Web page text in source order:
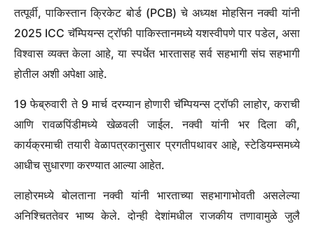
तत्पूर्वी, पाकिस्तान क्रिकेट बोर्ड (PCB) चे अध्यक्ष मोहसिन नक्वी यांनी
2025 ICC चॅम्पियन्स ट्रॉफी पाकिस्तानमध्ये यशस्वीपणे पार पडेल, असा
विश्वास व्यक्त केला आहे, या स्पर्धेत भारतासह सर्व सहभागी संघ सहभागी
होतील अशी अपेक्षा आहे.
19 फेब्रुवारी ते 9 मार्च दरम्यान होणारी चॅम्पियन्स ट्रॉफी लाहोर, कराची
आणि रावळपिंडीमध्ये खेळवली जाईल. नक्वी यांनी भर दिला की,
कार्यक्रमाची तयारी वेळापत्रकानुसार प्रगतीपथावर आहे, स्टेडियम्समध्ये
आधीच सुधारणा करण्यात आल्या आहेत.
लाहोरमध्ये बोलताना नक्वी यांनी भारताच्या सहभागाभोवती असलेल्या
अनिश्चिततेवर भाष्य केले. दोन्ही देशांमधील राजकीय तणावामुळे जुलै